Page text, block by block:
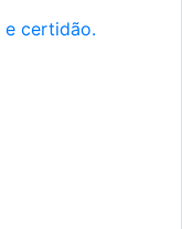
e certidão.